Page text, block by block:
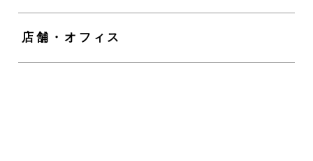
店舗・オフィス